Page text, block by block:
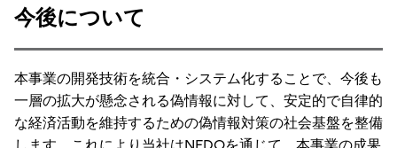
今後について
本事業の開発技術を統合・システム化することで、今後も
一層の拡大が懸念される偽情報に対して、安定的で自律的
な経済活動を維持するための偽情報対策の社会基盤を整備